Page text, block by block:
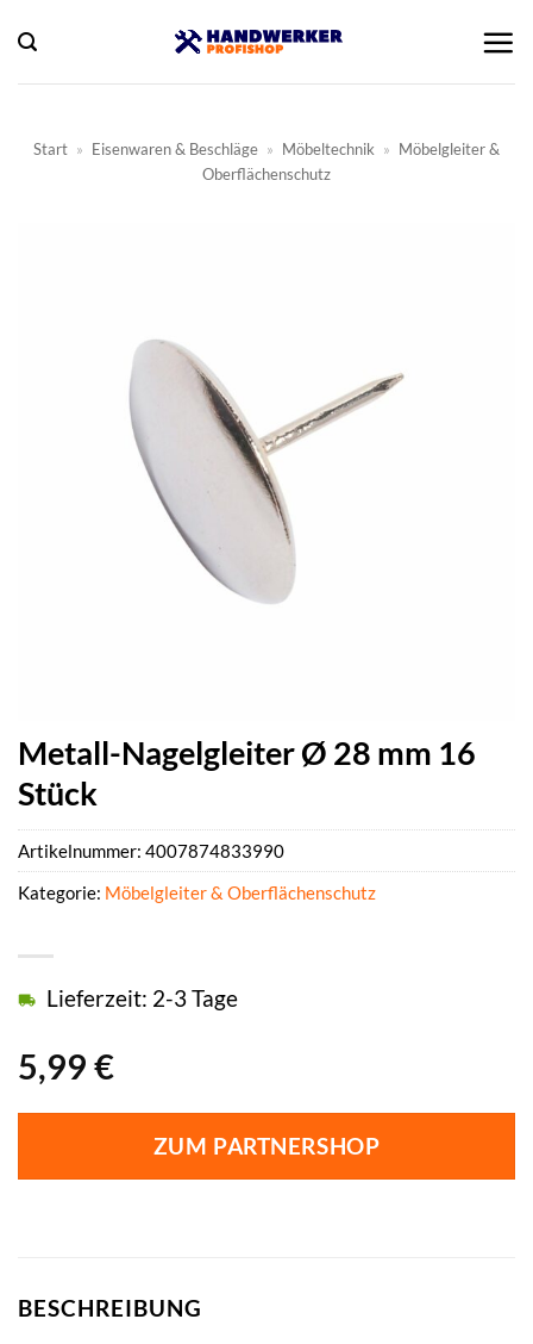
Inhalt
springen
Start » Eisenwaren & Beschläge » Möbeltechnik » Möbelgleiter &
Oberflächenschutz
Metall-Nagelgleiter Ø 28 mm 16
Stück
5,99 €
Lieferzeit: 2-3 Tage
ZUM PARTNERSHOP
Artikelnummer: 4007874833990
Kategorie: Möbelgleiter & Oberflächenschutz
BESCHREIBUNG